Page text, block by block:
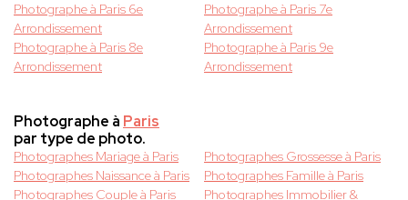
Photographe à Paris 6e
Arrondissement
Photographe à Paris 7e
Arrondissement
Photographe à Paris 8e
Arrondissement
Photographe à Paris 9e
Arrondissement
Photographe à Paris
par type de photo.
Photographes Mariage à Paris
Photographes Grossesse à Paris
Photographes Naissance à Paris
Photographes Famille à Paris
Photographes Couple à Paris
Photographes Immobilier &